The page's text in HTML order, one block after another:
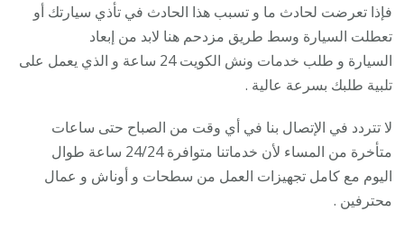
فإذا تعرضت لحادث ما و تسبب هذا الحادث في تأذي سيارتك أو
تعطلت السيارة وسط طريق مزدحم هنا لابد من إبعاد
السيارة و طلب خدمات ونش الكويت 24 ساعة و الذي يعمل على
تلبية طلبك بسرعة عالية .
لا تتردد في الإتصال بنا في أي وقت من الصباح حتى ساعات
متأخرة من المساء لأن خدماتنا متوافرة 24/24 ساعة طوال
اليوم مع كامل تجهيزات العمل من سطحات و أوناش و عمال
محترفين .